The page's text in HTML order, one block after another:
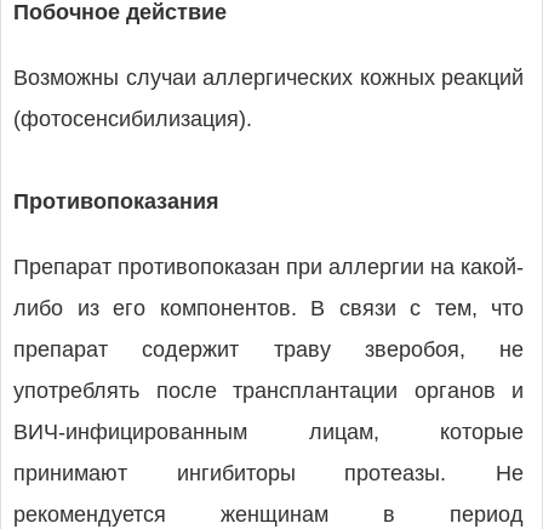
Побочное действие
Возможны случаи аллергических кожных реакций
(фотосенсибилизация).
Противопоказания
Препарат противопоказан при аллергии на какой-
либо из его компонентов. В связи с тем, что
препарат содержит траву зверобоя, не
употреблять после трансплантации органов и
ВИЧ-инфицированным лицам, которые
принимают ингибиторы протеазы. Не
рекомендуется женщинам в период